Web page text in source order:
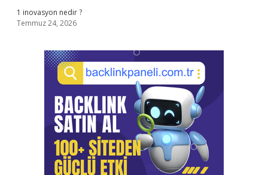
1 inovasyon nedir ?
Temmuz 24, 2026